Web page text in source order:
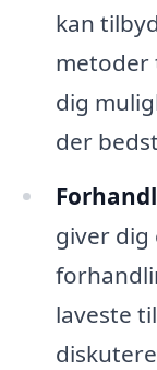
kan
metoder
dig
der
giver dig
laveste